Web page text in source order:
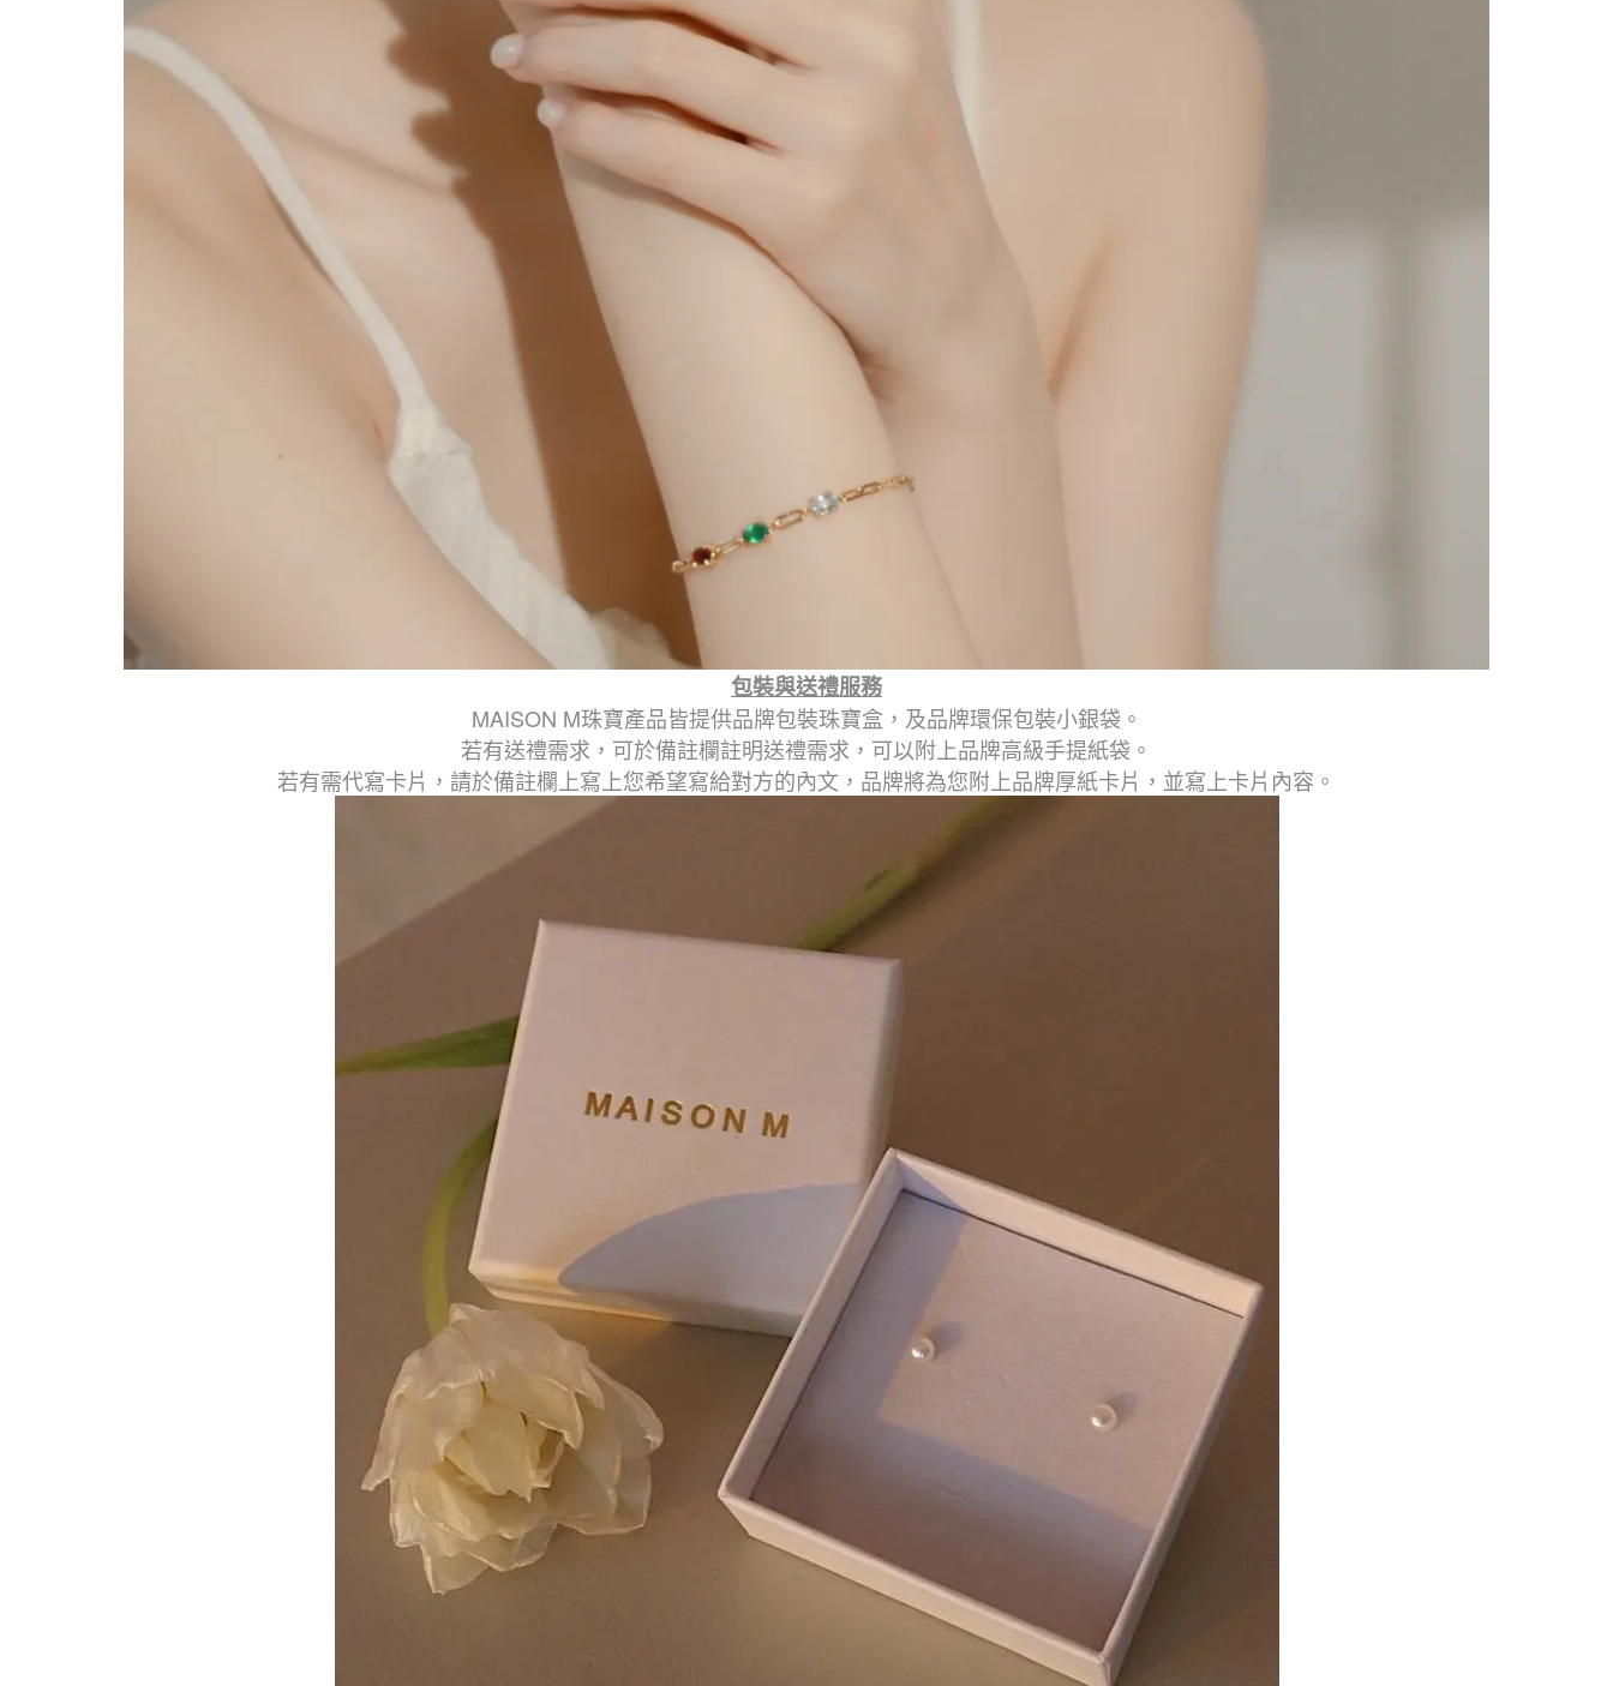
包裝與送禮服務
MAISON M珠寶產品皆提供品牌包裝珠寶盒，及品牌環保包裝小銀袋。
若有送禮需求，可於備註欄註明送禮需求，可以附上品牌高級手提紙袋。
若有需代寫卡片，請於備註欄上寫上您希望寫給對方的內文，品牌將為您附上品牌厚紙卡片，並寫上卡片內容。